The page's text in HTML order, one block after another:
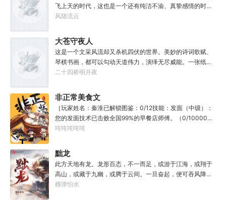
飞上天的时代，这也是一个还有纯洁不渝、真挚感情的时
代；只不过李野刚刚来到这个时代，却被劝着放弃高考进厂
冲刺型选手会考不上？那岂不是辜负了那么多年体育老师的
教导？”
风随流云
大苍守夜人
这是一个文采风流却又杀机四伏的世界。美妙的诗词歌赋、
琴棋书画，都可以勾动天道伟力，演绎无尽威能。一张纸可
封万载凶谷，一滴墨可将三千里海域化为永夜。林苏进入这
人毕生难以触摸的天花板，敢与诸子百家圣人争道。精智
计，察人心，演绎兵法三十六计，弹指间可换一国之君。不
知者谓他情种，知他者，言他为真性情。
二十四桥明月夜
非正常美食文
［玩家姓名：秦淮已解锁图鉴：0/12技能：发面（中级）：
您的发面技术已击败全国99%的早餐店师傅。（0/10000）
调馅（高级）：您的调馅水平已击败全国100%的早餐店师
的那一刻，美食文主角迎来了他加载成功的系统。秦淮：美
食文，早说呀，这个他熟！后来——秦淮发现这好像不是个
单纯的美食文系统。好像还加了些奇奇怪怪的东西。连带着
他看邻居、朋友、客人、员工都不太像人……不过没事。遇
事不决，先吃一口！.游戏说明：1.本游戏自由度极高，请玩
吨吨吨吨吨
黜龙
此方天地有龙。龙形百态，不一而足，或游于江海，或翔于
高山，或藏于九幽，或腾于云间。一旦奋起，便可吞风降
雪，引江划河，落雷喷火，分山避海。此处人间也有龙。人
榴弹怕水